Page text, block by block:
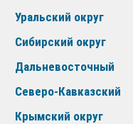
Уральский округ
Сибирский округ
Дальневосточный
Северо-Кавказский
Крымский округ